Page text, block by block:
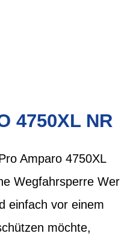
4750XL NR
Amparo 4750XL
Wegfahrsperre Wer
einfach vor einem
möchte,